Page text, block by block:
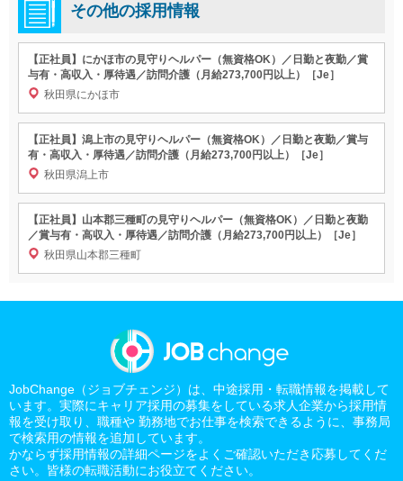
その他の採用情報
【正社員】にかほ市の見守りヘルパー（無資格OK）／日勤と夜勤／賞
与有・高収入・厚待遇／訪問介護（月給273,700円以上）［Je］
秋田県にかほ市
【正社員】潟上市の見守りヘルパー（無資格OK）／日勤と夜勤／賞与
有・高収入・厚待遇／訪問介護（月給273,700円以上）［Je］
秋田県潟上市
【正社員】山本郡三種町の見守りヘルパー（無資格OK）／日勤と夜勤
／賞与有・高収入・厚待遇／訪問介護（月給273,700円以上）［Je］
秋田県山本郡三種町
JobChange（ジョブチェンジ）は、中途採用・転職情報を掲載して
います。実際にキャリア採用の募集をしている求人企業から採用情
報を受け取り、職種や 勤務地でお仕事を検索できるように、事務局
で検索用の情報を追加しています。
かならず採用情報の詳細ページをよくご確認いただき応募してくだ
さい。皆様の転職活動にお役立てください。